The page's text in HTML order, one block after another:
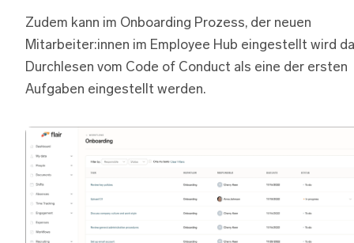
Zudem kann im Onboarding Prozess, der neuen
Mitarbeiter:innen im Employee Hub eingestellt wird
Durchlesen vom Code of Conduct als eine der ersten
Aufgaben eingestellt werden.